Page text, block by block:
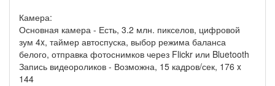
Камера:
Основная камера - Есть, 3.2 млн. пикселов, цифровой
зум 4x, таймер автоспуска, выбор режима баланса
белого, отправка фотоснимков через Flickr или Bluetooth
Запись видеороликов - Возможна, 15 кадров/сек, 176 x
144